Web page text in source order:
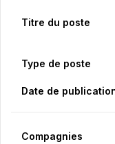
Titre du poste
Type de poste
Date de
Compagnies